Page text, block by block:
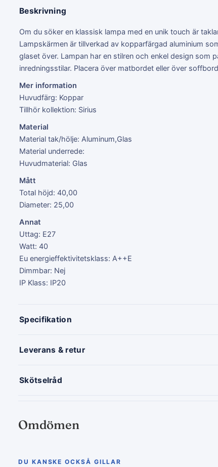
Beskrivning
Om du söker en klassisk lampa med en unik touch är
Lampskärmen är tillverkad av kopparfärgad aluminium
glaset över. Lampan har en stilren och enkel design som
inredningsstilar. Placera över matbordet eller över
Mer information
Huvudfärg: Koppar
Tillhör kollektion: Sirius
Material
Material tak/hölje: Aluminum,Glas
Material underrede:
Huvudmaterial: Glas
Mått
Total höjd: 40,00
Diameter: 25,00
Annat
Uttag: E27
Watt: 40
Eu energieffektivitetsklass: A++E
Dimmbar: Nej
IP Klass: IP20
Specifikation
Leverans & retur
Skötselråd
Omdömen
DU KANSKE OCKSÅ GILLAR